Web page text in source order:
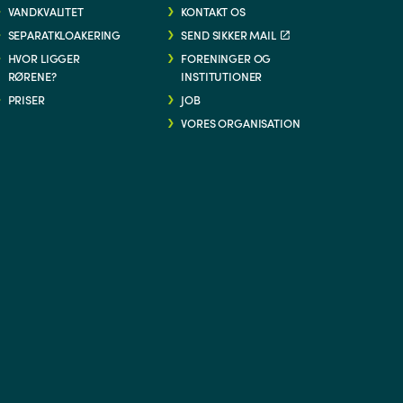
VANDKVALITET
SEPARATKLOAKERING
HVOR LIGGER
RØRENE?
PRISER
KONTAKT OS
SEND SIKKER MAIL
FORENINGER OG
INSTITUTIONER
JOB
VORES ORGANISATION